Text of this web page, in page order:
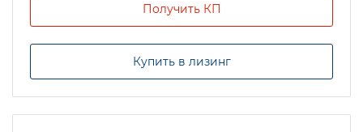
Получить КП
Купить в лизинг